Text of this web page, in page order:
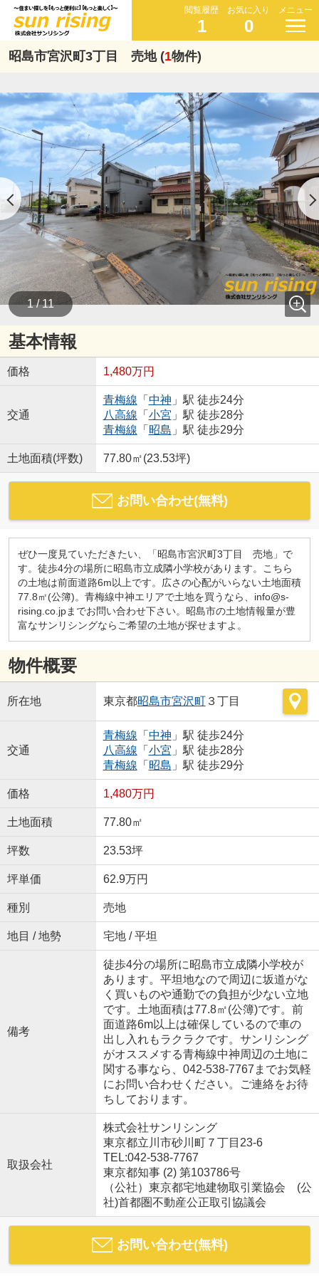
閲覧履歴
1
お気に入り
0
メニュー
昭島市宮沢町3丁目 売地 (1物件)
1 / 11
基本情報
価格 1,480万円
交通
青梅線 「 中神 」駅 徒歩24分
八高線 「 小宮 」駅 徒歩28分
青梅線 「 昭島 」駅 徒歩29分
土地面積(坪数) 77.80㎡(23.53坪)
お問い合わせ(無料)
ぜひ一度見ていただきたい、「昭島市宮沢町3丁目 売地」で
す。徒歩4分の場所に昭島市立成隣小学校があります。こちら
の土地は前面道路6m以上です。広さの心配がいらない土地面積
77.8㎡(公簿)。青梅線中神エリアで土地を買うなら、info@s-
rising.co.jpまでお問い合わせ下さい。昭島市の土地情報量が豊
富なサンリシングならご希望の土地が探せますよ。
物件概要
所在地 東京都昭島市宮沢町３丁目
交通
青梅線 「 中神 」駅 徒歩24分
八高線 「 小宮 」駅 徒歩28分
青梅線 「 昭島 」駅 徒歩29分
価格 1,480万円
土地面積 77.80㎡
坪数 23.53坪
坪単価 62.9万円
種別 売地
地目 / 地勢 宅地 / 平坦
備考
徒歩4分の場所に昭島市立成隣小学校が
あります。平坦地なので周辺に坂道がな
く買いものや通勤での負担が少ない立地
です。土地面積は77.8㎡(公簿)です。前
面道路6m以上は確保しているので車の
出し入れもラクラクです。サンリシング
がオススメする青梅線中神周辺の土地に
関する事なら、042-538-7767までお気軽
にお問い合わせください。ご連絡をお待
ちしております。
取扱会社
株式会社サンリシング
東京都立川市砂川町７丁目23-6
TEL:042-538-7767
東京都知事 (2) 第103786号
（公社）東京都宅地建物取引業協会 (公
社)首都圏不動産公正取引協議会
お問い合わせ(無料)